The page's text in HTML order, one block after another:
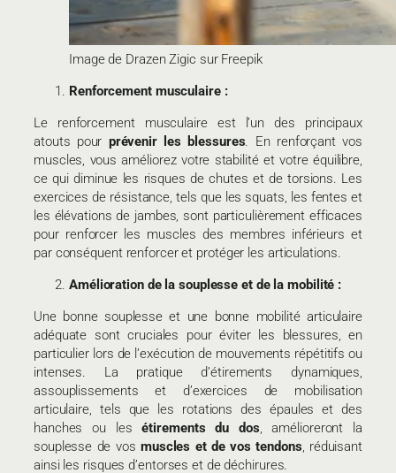
Image de Drazen Zigic sur Freepik
Renforcement musculaire :
Le renforcement musculaire est l’un des principaux
atouts pour prévenir les blessures . En renforçant vos
muscles, vous améliorez votre stabilité et votre équilibre,
ce qui diminue les risques de chutes et de torsions. Les
exercices de résistance, tels que les squats, les fentes et
les élévations de jambes, sont particulièrement efficaces
pour renforcer les muscles des membres inférieurs et
par conséquent renforcer et protéger les articulations.
Amélioration de la souplesse et de la mobilité :
Une bonne souplesse et une bonne mobilité articulaire
adéquate sont cruciales pour éviter les blessures, en
particulier lors de l’exécution de mouvements répétitifs ou
intenses. La pratique d’étirements dynamiques,
assouplissements et d’exercices de mobilisation
articulaire, tels que les rotations des épaules et des
hanches ou lesétirements du dos , amélioreront la
souplesse de vos muscles et de vos tendons , réduisant
ainsi les risques d’entorses et de déchirures.